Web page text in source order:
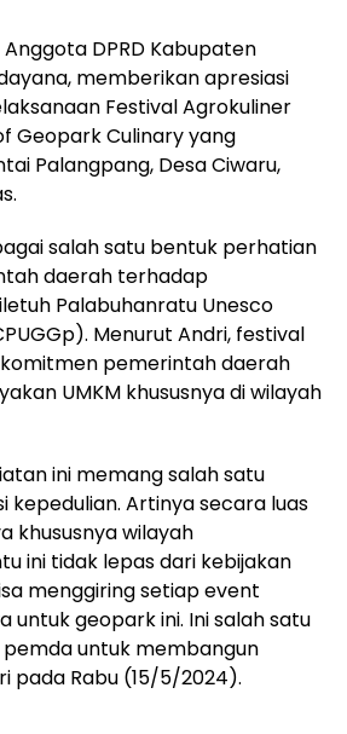
Anggota DPRD Kabupaten
memberikan apresiasi
Festival Agrokuliner
Geopark Culinary yang
Palangpang, Desa Ciwaru,
salah satu bentuk perhatian
daerah terhadap
Palabuhanratu Unesco
Menurut Andri, festival
pemerintah daerah
UMKM khususnya di wilayah
ini memang salah satu
kepedulian. Artinya secara luas
khususnya wilayah
ini tidak lepas dari kebijakan
menggiring setiap event
untuk geopark ini. Ini salah satu
untuk membangun
pada Rabu (15/5/2024).